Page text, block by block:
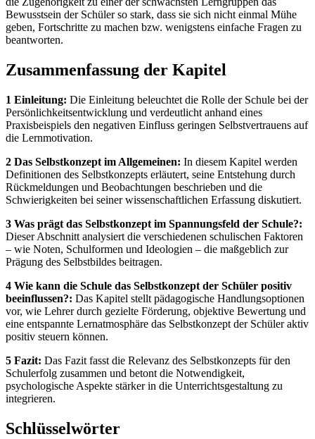
Bewusstsein der Schüler so stark, dass sie sich nicht einmal Mühe
geben, Fortschritte zu machen bzw. wenigstens einfache Fragen zu
beantworten.
Zusammenfassung der Kapitel
1 Einleitung: Die Einleitung beleuchtet die Rolle der Schule bei der
Persönlichkeitsentwicklung und verdeutlicht anhand eines
Praxisbeispiels den negativen Einfluss geringen Selbstvertrauens auf
die Lernmotivation.
2 Das Selbstkonzept im Allgemeinen: In diesem Kapitel werden
Definitionen des Selbstkonzepts erläutert, seine Entstehung durch
Rückmeldungen und Beobachtungen beschrieben und die
Schwierigkeiten bei seiner wissenschaftlichen Erfassung diskutiert.
3 Was prägt das Selbstkonzept im Spannungsfeld der Schule?:
Dieser Abschnitt analysiert die verschiedenen schulischen Faktoren
– wie Noten, Schulformen und Ideologien – die maßgeblich zur
Prägung des Selbstbildes beitragen.
4 Wie kann die Schule das Selbstkonzept der Schüler positiv
beeinflussen?: Das Kapitel stellt pädagogische Handlungsoptionen
vor, wie Lehrer durch gezielte Förderung, objektive Bewertung und
eine entspannte Lernatmosphäre das Selbstkonzept der Schüler aktiv
positiv steuern können.
5 Fazit: Das Fazit fasst die Relevanz des Selbstkonzepts für den
Schulerfolg zusammen und betont die Notwendigkeit,
psychologische Aspekte stärker in die Unterrichtsgestaltung zu
integrieren.
Schlüsselwörter